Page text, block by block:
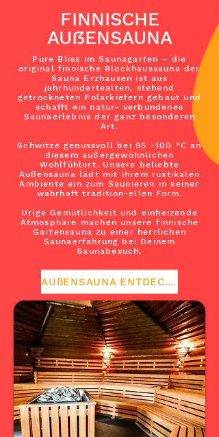
FINNISCHE
AUßENSAUNA
Pure Bliss im Saunagarten – die
original finnische Blockhaussauna der
Sauna Erzhausen ist aus
jahrhundertealten, stehend
getrockneten Polarkiefern gebaut und
schafft ein natur- verbundenes
Saunaerlebnis der ganz besonderen
Art.
Schwitze genussvoll bei 95 -100 °C an
diesem außergewöhnlichen
Wohlfühlort. Unsere beliebte
Außensauna lädt mit ihrem rustikalen
Ambiente ein zum Saunieren in seiner
wahrhaft tradition-ellen Form.
Urige Gemütlichkeit und einheizende
Atmosphäre machen unsere finnische
Gartensauna zu einer herrlichen
Saunaerfahrung bei Deinem
Saunabesuch.
AUßENSAUNA ENTDECKEN